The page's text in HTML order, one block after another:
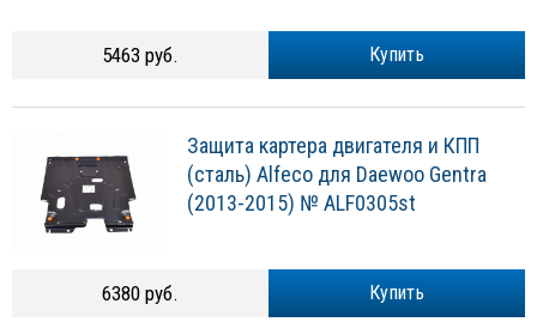
Купить
5463 руб.
Защита картера двигателя и КПП
(сталь) Alfeco для Daewoo Gentra
(2013-2015) № ALF0305st
Купить
6380 руб.